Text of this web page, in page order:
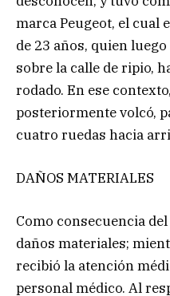
marca Peugeot, el cual
de 23 años, quien
sobre la calle de ripio,
rodado. En ese
posteriormente volcó,
cuatro ruedas hacia
DAÑOS MATERIALES
Como consecuencia
daños materiales;
recibió la atención
personal médico. Al